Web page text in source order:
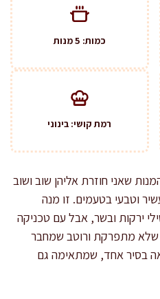
כמות: 5 מנות
רמת קושי: בינוני
שאני חוזרת אליהן שוב ושוב
וטבעי בטעמים. זו מנה
ירקות ובשר, אבל עם טכניקה
שלא מתפרקת ורוטב שמחבר
בסיר אחד, שמתאימה גם